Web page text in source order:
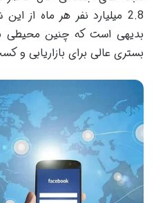
2.8 میلیارد نفر هر ماه از
بدیهی است که چنین محیطی
بستری عالی برای بازاریابی و